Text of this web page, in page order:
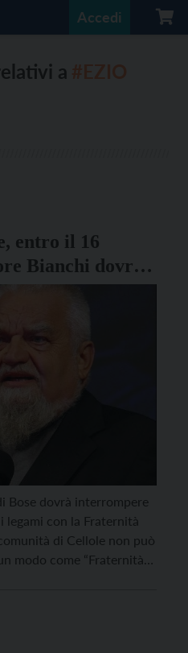
Accedi
a
entro il 16
Bianchi dovrà
Bose dovrà interrompere
legami con la Fraternità
di Cellole non può
modo come “Fraternità